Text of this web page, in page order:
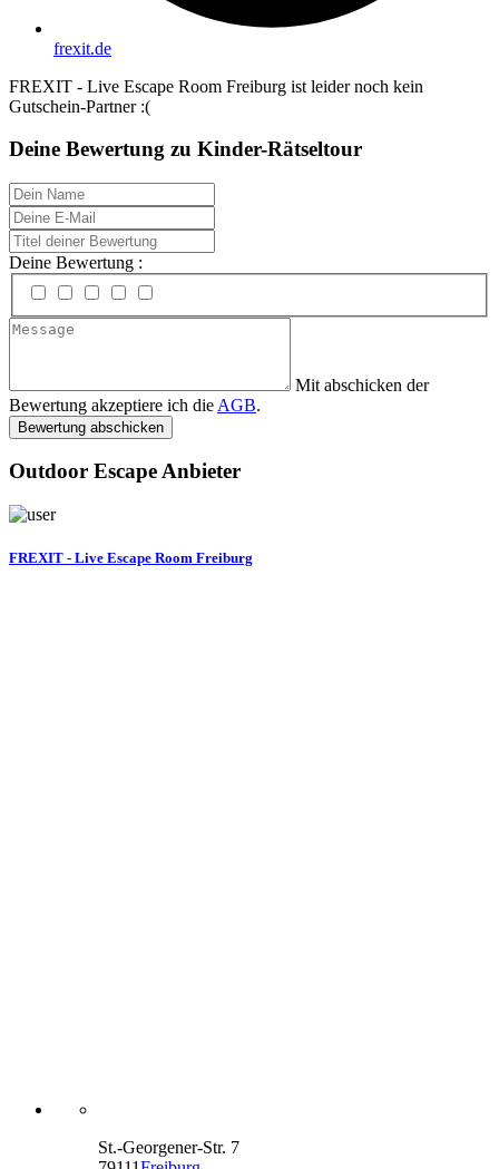
frexit.de
FREXIT - Live Escape Room Freiburg ist leider noch kein
Gutschein-Partner :(
Deine Bewertung zu Kinder-Rätseltour
Deine Bewertung :
Mit abschicken der
Bewertung akzeptiere ich die AGB.
Bewertung abschicken
Outdoor Escape Anbieter
FREXIT - Live Escape Room Freiburg
St.-Georgener-Str. 7